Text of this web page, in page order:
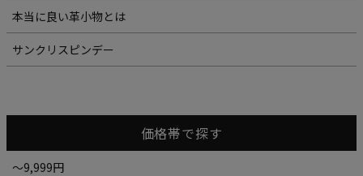
本当に良い革小物とは
サンクリスピンデー
価格帯で探す
～9,999円